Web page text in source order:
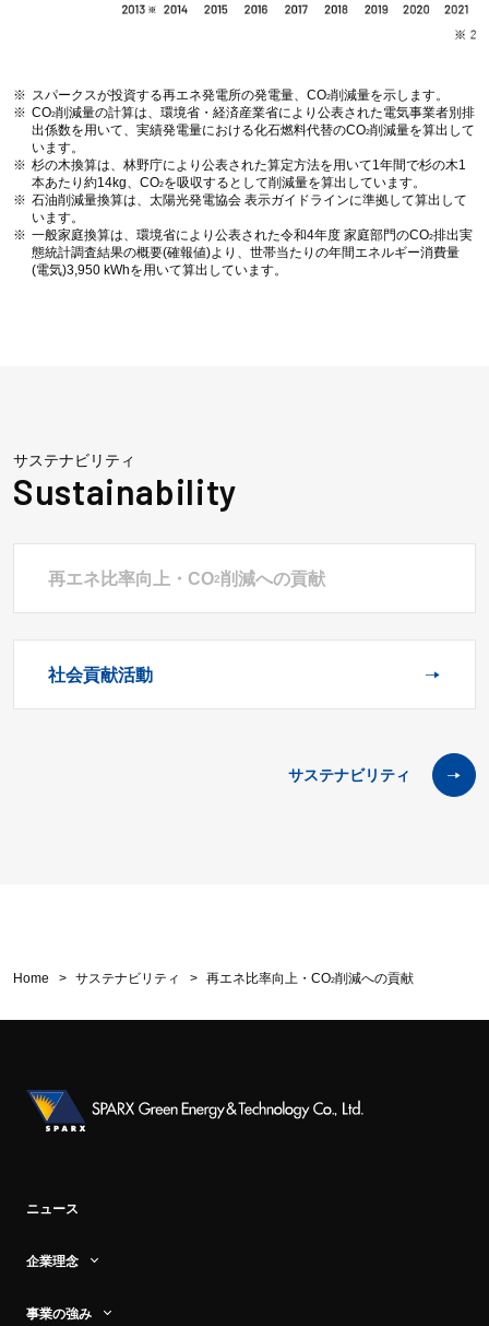
スパークスが投資する再エネ発電所の発電量、CO2削減量を示します。
CO2削減量の計算は、環境省・経済産業省により公表された電気事業者別排
出係数を用いて、実績発電量における化石燃料代替のCO2削減量を算出して
います。
杉の木換算は、林野庁により公表された算定方法を用いて1年間で杉の木1
本あたり約14kg、CO2を吸収するとして削減量を算出しています。
石油削減量換算は、太陽光発電協会 表示ガイドラインに準拠して算出して
います。
一般家庭換算は、環境省により公表された令和4年度 家庭部門のCO2排出実
態統計調査結果の概要(確報値)より、世帯当たりの年間エネルギー消費量
(電気)3,950 kWhを用いて算出しています。
サステナビリティ
再エネ比率向上・CO2削減への貢献
社会貢献活動
サステナビリティ
Home サステナビリティ 再エネ比率向上・CO2削減への貢献
ニュース
企業理念
企業理念
事業の強み